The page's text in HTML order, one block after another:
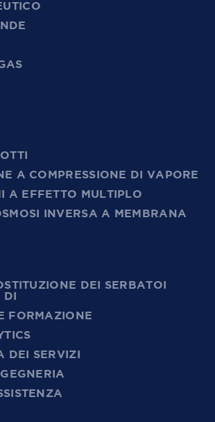
A COMPRESSIONE DI VAPORE
A EFFETTO MULTIPLO
INVERSA A MEMBRANA
DEI SERBATOI
FORMAZIONE
DEI SERVIZI